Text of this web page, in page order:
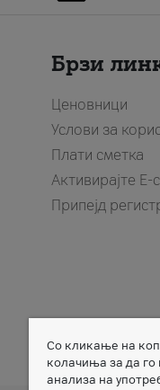
Брзи
Ценовници
Услови за
Плати сметка
Активирајте Е-
Припејд
Member of
Со кликање на
колачиња за да го
анализа на